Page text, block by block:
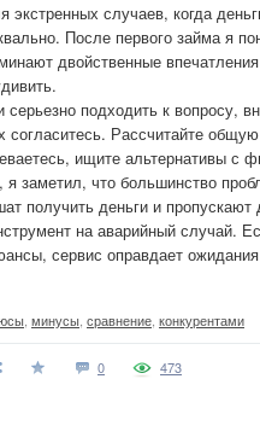
случаев, когда
После первого займа я
двойственные
подходить к вопросу,
Рассчитайте
ищите альтернативы с
заметил, что большинство
получить деньги и
на аварийный случай.
сервис оправдает
минусы сравнение конкурентами
0 473